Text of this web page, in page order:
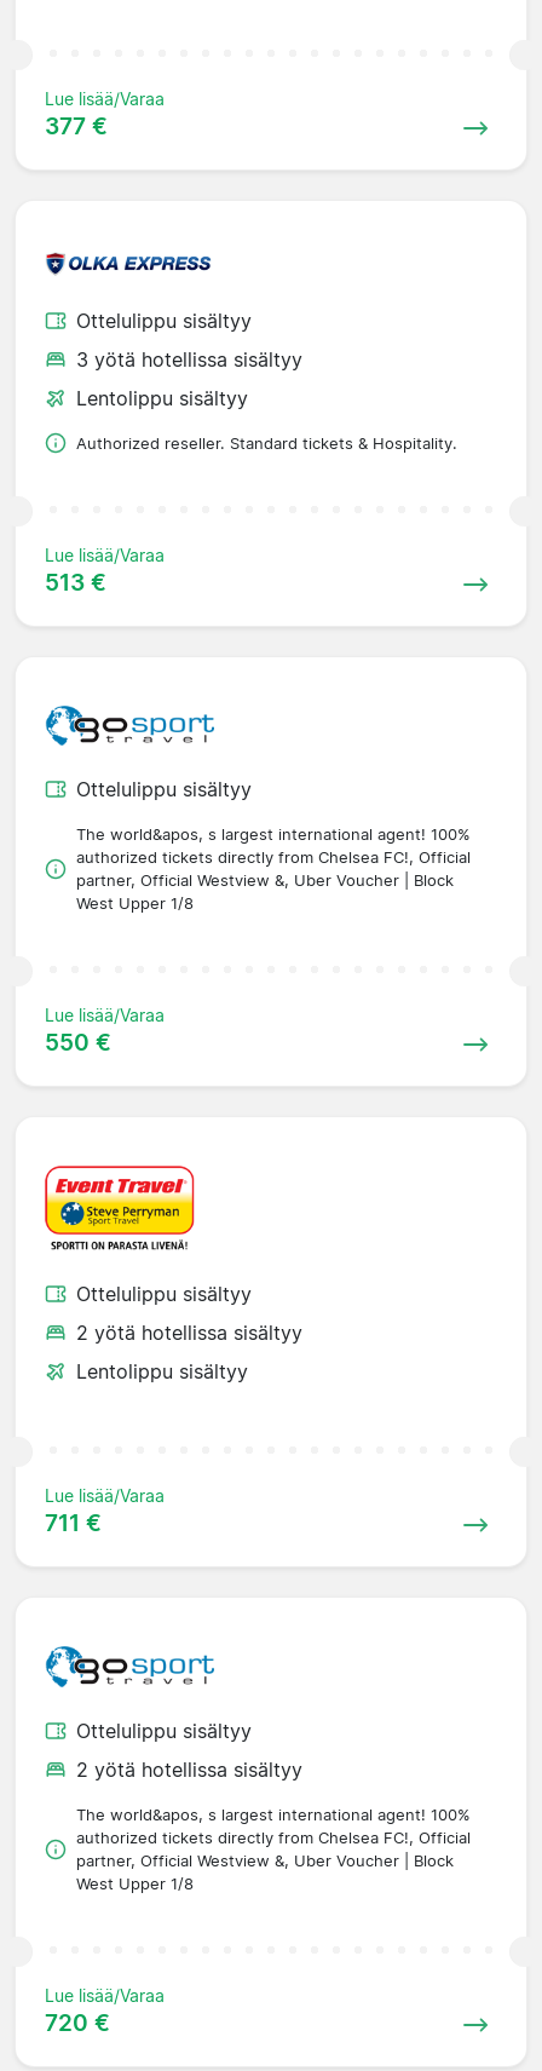
Lue lisää/Varaa
377 €
Ottelulippu sisältyy
3 yötä hotellissa sisältyy
Lentolippu sisältyy
Authorized reseller. Standard tickets & Hospitality.
Lue lisää/Varaa
513 €
Ottelulippu sisältyy
The world&apos, s largest international agent! 100%
authorized tickets directly from Chelsea FC!, Official
partner, Official Westview &, Uber Voucher | Block
West Upper 1/8
Lue lisää/Varaa
550 €
Ottelulippu sisältyy
2 yötä hotellissa sisältyy
Lentolippu sisältyy
Lue lisää/Varaa
711 €
Ottelulippu sisältyy
2 yötä hotellissa sisältyy
The world&apos, s largest international agent! 100%
authorized tickets directly from Chelsea FC!, Official
partner, Official Westview &, Uber Voucher | Block
West Upper 1/8
Lue lisää/Varaa
720 €